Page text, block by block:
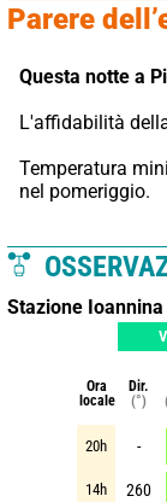
Parere
Questa notte a
L'affidabilità
Temperatura
nel pomeriggio.
Stazione Ioannina
Ora
locale
Dir.
(°)
20h -
14h 260